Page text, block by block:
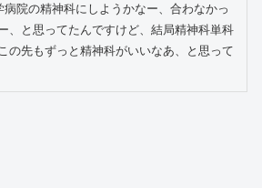
院の精神科にしようかなー、合わなかっ
、と思ってたんですけど、結局精神科単科
の先もずっと精神科がいいなあ、と思って